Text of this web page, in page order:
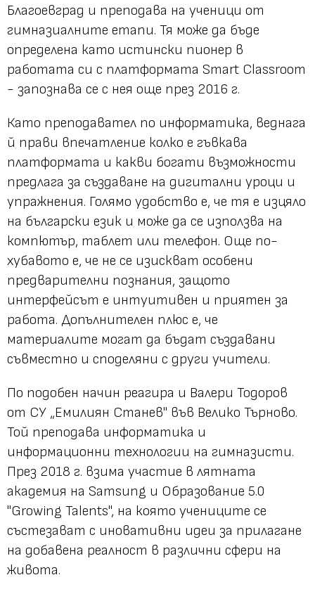
Благоевград и преподава на ученици от
гимназиалните етапи. Тя може да бъде
определена като истински пионер в
работата си с платформата Smart Classroom
- запознава се с нея още през 2016 г.
Като преподавател по информатика, веднага
й прави впечатление колко е гъвкава
платформата и какви богати възможности
предлага за създаване на дигитални уроци и
упражнения. Голямо удобство е, че тя е изцяло
на български език и може да се използва на
компютър, таблет или телефон. Още по-
хубавото е, че не се изискват особени
предварителни познания, защото
интерфейсът е интуитивен и приятен за
работа. Допълнителен плюс е, че
материалите могат да бъдат създавани
съвместно и споделяни с други учители.
По подобен начин реагира и Валери Тодоров
от СУ „Емилиян Станев" във Велико Търново.
Той преподава информатика и
информационни технологии на гимназисти.
През 2018 г. взима участие в лятната
академия на Samsung и Образование 5.0
"Growing Talents", на която учениците се
състезават с иновативни идеи за прилагане
на добавена реалност в различни сфери на
живота.